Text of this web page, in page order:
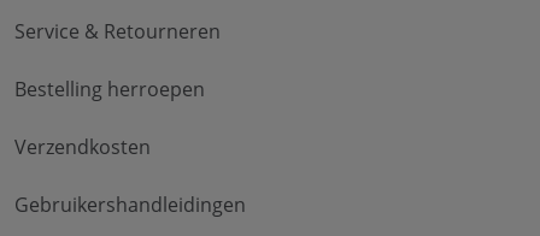
Service & Retourneren
Bestelling herroepen
Verzendkosten
Gebruikershandleidingen